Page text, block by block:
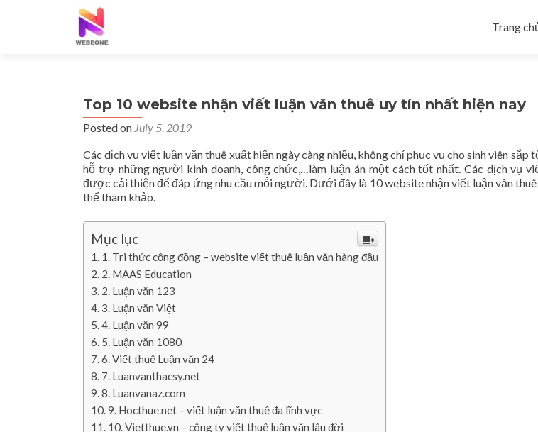
Trang
Top 10 website nhận viết luận văn thuê uy tín nhất hiện nay
Posted on July 5, 2019
Các dịch vụ viết luận văn thuê xuất hiện ngày càng nhiều, không chỉ phục vụ cho sinh viên
hỗ trợ những người kinh doanh, công chức,…làm luận án một cách tốt nhất. Các dịch vụ
được cải thiện để đáp ứng nhu cầu mỗi người. Dưới đây là 10 website nhận viết luận văn thuê
thể tham khảo.
Mục lục
1. Tri thức cộng đồng – website viết thuê luận văn hàng đầu
2. MAAS Education
2. Luận văn 123
3. Luận văn Việt
4. Luận văn 99
5. Luận văn 1080
6. Viết thuê Luận văn 24
7. Luanvanthacsy.net
8. Luanvanaz.com
9. Hocthue.net – viết luận văn thuê đa lĩnh vực
10. Vietthue.vn – công ty viết thuê luận văn lâu đời